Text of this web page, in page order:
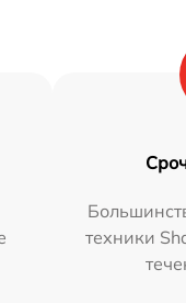
техники